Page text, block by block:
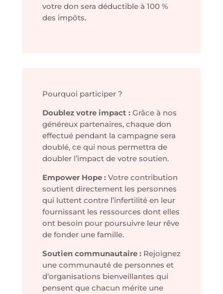
votre don sera déductible à 100 %
des impôts.
Pourquoi participer ?
Doublez votre impact :Grâce à nos
généreux partenaires, chaque don
effectué pendant la campagne sera
doublé, ce qui nous permettra de
doubler l’impact de votre soutien.
Empower Hope :Votre contribution
soutient directement les personnes
qui luttent contre l’infertilité en leur
fournissant les ressources dont elles
ont besoin pour poursuivre leur rêve
de fonder une famille.
Soutien communautaire :Rejoignez
une communauté de personnes et
d’organisations bienveillantes qui
pensent que chacun mérite une